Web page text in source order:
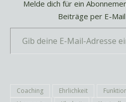
Melde dich für ein
Beiträge per E-
Gib deine E-Mail-Adresse ein ...
Coaching Ehrlichkeit